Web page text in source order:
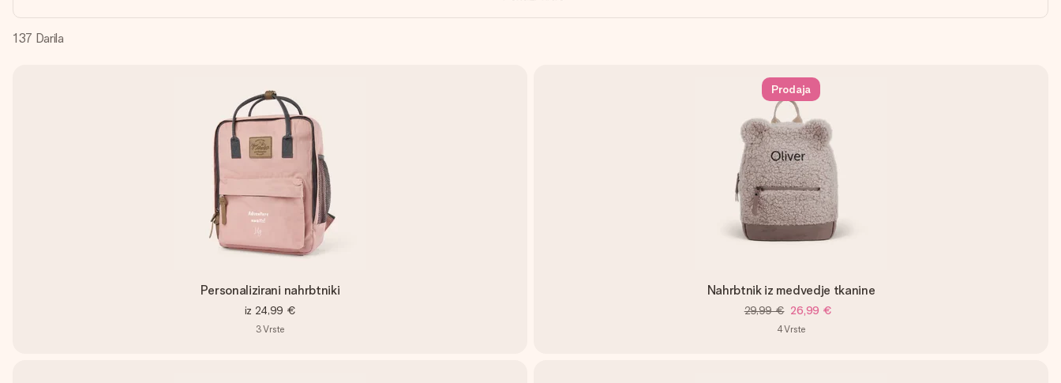
137 Darila
Personalizirani nahrbtniki
iz 24,99 €
3Vrste
Prodaja
Nahrbtnik iz medvedje tkanine
29,99 € 26,99 €
4Vrste